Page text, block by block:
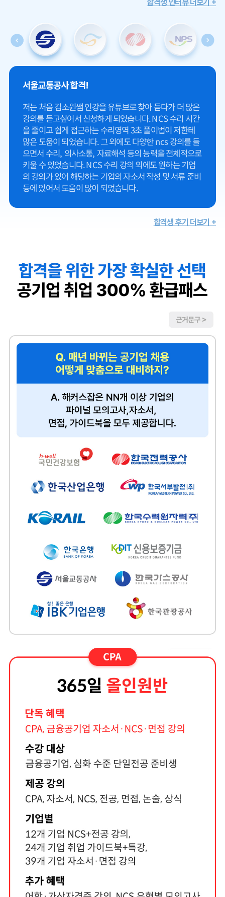
합격생 인터뷰 더보기 +
서울교통공사합격!
저는 처음 김소원쌤 인강을 유튜브로 찾아 듣다가 더 많은
강의를 듣고싶어서 신청하게 되었습니다. NCS 수리 시간
을 줄이고 쉽게 접근하는 수리영역 3초 풀이법이 저한테
많은 도움이 되었습니다. 그 외에도 다양한 ncs 강의를 들
으면서 수리, 의사소통, 자료해석 등의 능력을 전체적으로
키울 수 있었습니다. NCS 수리 강의 외에도 원하는 기업
의 강의가 있어 해당하는 기업의 자소서 작성 및 서류 준비
등에 있어서 도움이 많이 되었습니다.
합격생 후기 더보기 +